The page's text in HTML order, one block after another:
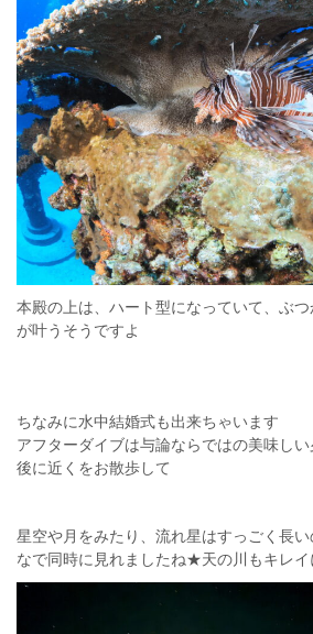
本殿の上は、ハート型になっていて、ぶ
が叶うそうですよ
ちなみに水中結婚式も出来ちゃいます
アフターダイブは与論ならではの美味し
後に近くをお散歩して
星空や月をみたり、流れ星はすっごく長
なで同時に見れましたね★天の川もキレイ